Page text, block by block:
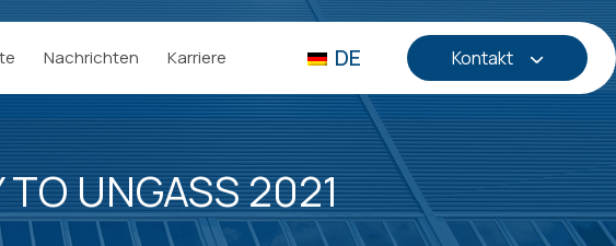
Nachrichten Karriere DE Kontakt
UNGASS 2021